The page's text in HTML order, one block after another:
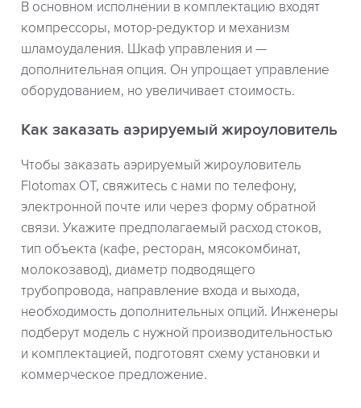
В основном исполнении в комплектацию входят
компрессоры, мотор-редуктор и механизм
шламоудаления. Шкаф управления и —
дополнительная опция. Он упрощает управление
оборудованием, но увеличивает стоимость.
Как заказать аэрируемый жироуловитель
Чтобы заказать аэрируемый жироуловитель
Flotomax OT, свяжитесь с нами по телефону,
электронной почте или через форму обратной
связи. Укажите предполагаемый расход стоков,
тип объекта (кафе, ресторан, мясокомбинат,
молокозавод), диаметр подводящего
трубопровода, направление входа и выхода,
необходимость дополнительных опций. Инженеры
подберут модель с нужной производительностью
и комплектацией, подготовят схему установки и
коммерческое предложение.